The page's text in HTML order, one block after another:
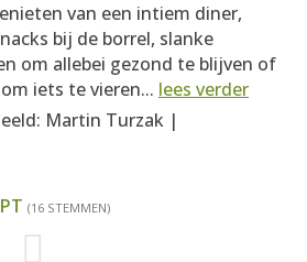
van een intiem diner,
bij de borrel, slanke
om allebei gezond te blijven of
iets te vieren... lees verder
Martin Turzak |
(16 STEMMEN)